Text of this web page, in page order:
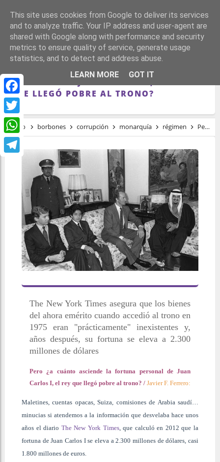
Facebook
Twitter
WhatsApp
Telegram
PERO ¿A CUÁNTO ASCIENDE LA FORTUNA
PERSONAL DE JUAN CARLOS I, EL REY
QUE LLEGÓ POBRE AL TRONO?
Inicio borbones corrupción monarquía régimen Pero ¿a cuánto asciende la fortuna personal de Juan Carlos I, el rey que llegó pobre al trono?
The New York Times asegura que los bienes
del ahora emérito cuando accedió al trono en
1975 eran "prácticamente" inexistentes y,
años después, su fortuna se eleva a 2.300
millones de dólares
Pero ¿a cuánto asciende la fortuna personal de Juan
Carlos I, el rey que llegó pobre al trono? / Javier F. Ferrero:
Maletines, cuentas opacas, Suiza, comisiones de Arabia saudí…
minucias si atendemos a la información que desvelaba hace unos
años el diario The New York Times, que calculó en 2012 que la
fortuna de Juan Carlos I se eleva a 2.300 millones de dólares, casi
1.800 millones de euros.
This site uses cookies from Google to deliver its services
and to analyze traffic. Your IP address and user-agent are
shared with Google along with performance and security
metrics to ensure quality of service, generate usage
statistics, and to detect and address abuse.
LEARN MORE
GOT IT